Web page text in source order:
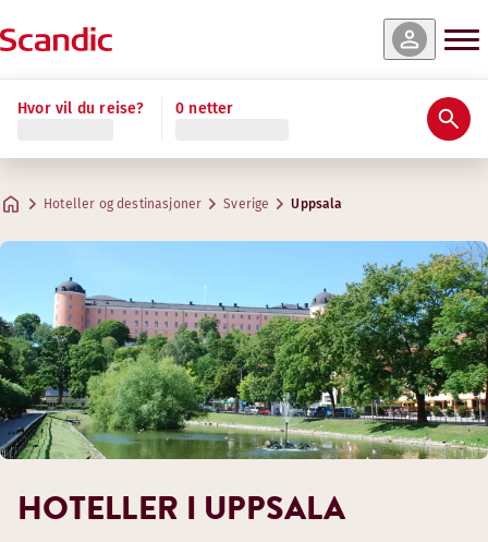
Hvor vil du reise? 0 netter
Hoteller og destinasjoner Sverige Uppsala
HOTELLER I UPPSALA